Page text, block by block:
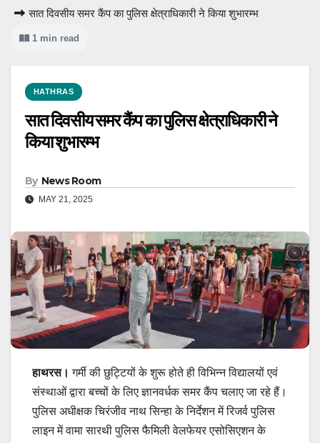
सात दिवसीय समर कैंप का पुलिस क्षेत्राधिकारी ने किया शुभारम्भ
1 min read
HATHRAS
सात दिवसीय समर कैंप का पुलिस क्षेत्राधिकारी ने
किया शुभारम्भ
By News Room
MAY 21, 2025
हाथरस। गर्मी की छुट्टियों के शुरू होते ही विभिन्न विद्यालयों एवं
संस्थाओं द्वारा बच्चों के लिए ज्ञानवर्धक समर कैंप चलाए जा रहे हैं।
पुलिस अधीक्षक चिरंजीव नाथ सिन्हा के निर्देशन में रिजर्व पुलिस
लाइन में वामा सारथी पुलिस फैमिली वेलफेयर एसोसिएशन के